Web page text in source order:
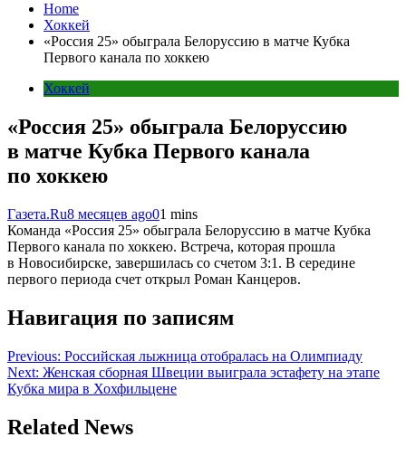
Home
Хоккей
«Россия 25» обыграла Белоруссию в матче Кубка
Первого канала по хоккею
Хоккей
«Россия 25» обыграла Белоруссию
в матче Кубка Первого канала
по хоккею
Газета.Ru8 месяцев ago01 mins
Команда «Россия 25» обыграла Белоруссию в матче Кубка
Первого канала по хоккею. Встреча, которая прошла
в Новосибирске, завершилась со счетом 3:1. В середине
первого периода счет открыл Роман Канцеров.
Навигация по записям
Previous: Российская лыжница отобралась на Олимпиаду
Next: Женская сборная Швеции выиграла эстафету на этапе
Кубка мира в Хохфильцене
Related News